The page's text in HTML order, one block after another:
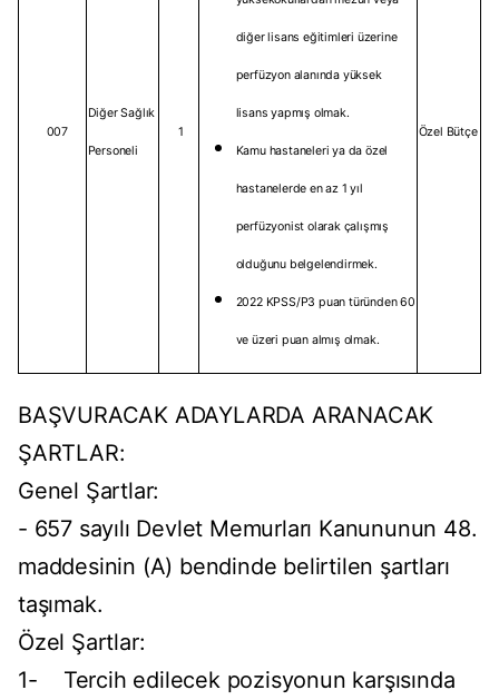
007
Diğer Sağlık
Personeli
1
diğer lisans eğitimleri üzerine
perfüzyon alanında yüksek
lisans yapmış olmak.
Kamu hastaneleri ya da özel
hastanelerde en az 1 yıl
perfüzyonist olarak çalışmış
olduğunu belgelendirmek.
2022 KPSS/P3 puan türünden 60
ve üzeri puan almış olmak.
Özel Bütçe
BAŞVURACAK ADAYLARDA ARANACAK
ŞARTLAR:
Genel Şartlar:
- 657 sayılı Devlet Memurları Kanununun 48.
maddesinin (A) bendinde belirtilen şartları
taşımak.
Özel Şartlar:
1- Tercih edilecek pozisyonun karşısında